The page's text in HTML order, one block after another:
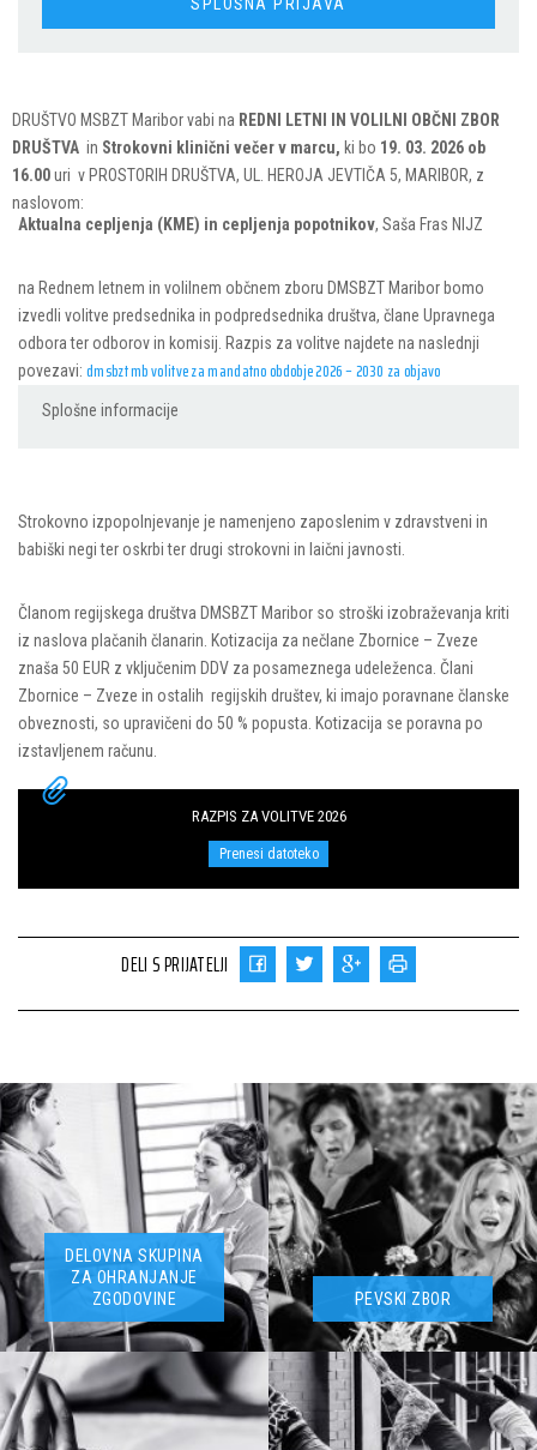
DRUŠTVO MSBZT Maribor vabi na REDNI LETNI IN VOLILNI OBČNI ZBOR
DRUŠTVA in Strokovni klinični večer v marcu, ki bo 19. 03. 2026 ob
16.00uri v PROSTORIH DRUŠTVA, UL. HEROJA JEVTIČA 5, MARIBOR, z
naslovom:
Aktualna cepljenja (KME) in cepljenja popotnikov, Saša Fras NIJZ
na Rednem letnem in volilnem občnem zboru DMSBZT Maribor bomo
izvedli volitve predsednika in podpredsednika društva, člane Upravnega
odbora ter odborov in komisij. Razpis za volitve najdete na naslednji
povezavi: dmsbzt mb volitve za mandatno obdobje 2026 – 2030 za objavo
Splošne informacije
Strokovno izpopolnjevanje je namenjeno zaposlenim v zdravstveni in
babiški negi ter oskrbi ter drugi strokovni in laični javnosti.
Članom regijskega društva DMSBZT Maribor so stroški izobraževanja kriti
iz naslova plačanih članarin. Kotizacija za nečlane Zbornice – Zveze
znaša 50 EUR z vključenim DDV za posameznega udeleženca. Člani
Zbornice – Zveze in ostalih regijskih društev, ki imajo poravnane članske
obveznosti, so upravičeni do 50 % popusta. Kotizacija se poravna po
izstavljenem računu.
RAZPIS ZA VOLITVE 2026
Prenesi datoteko
DELI S PRIJATELJI
DELOVNA SKUPINA
ZA OHRANJANJE
ZGODOVINE
PEVSKI ZBOR